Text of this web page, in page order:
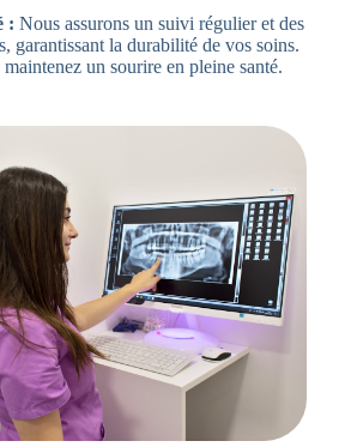
: Nous assurons un suivi régulier et des
garantissant la durabilité de vos soins.
un sourire en pleine santé.